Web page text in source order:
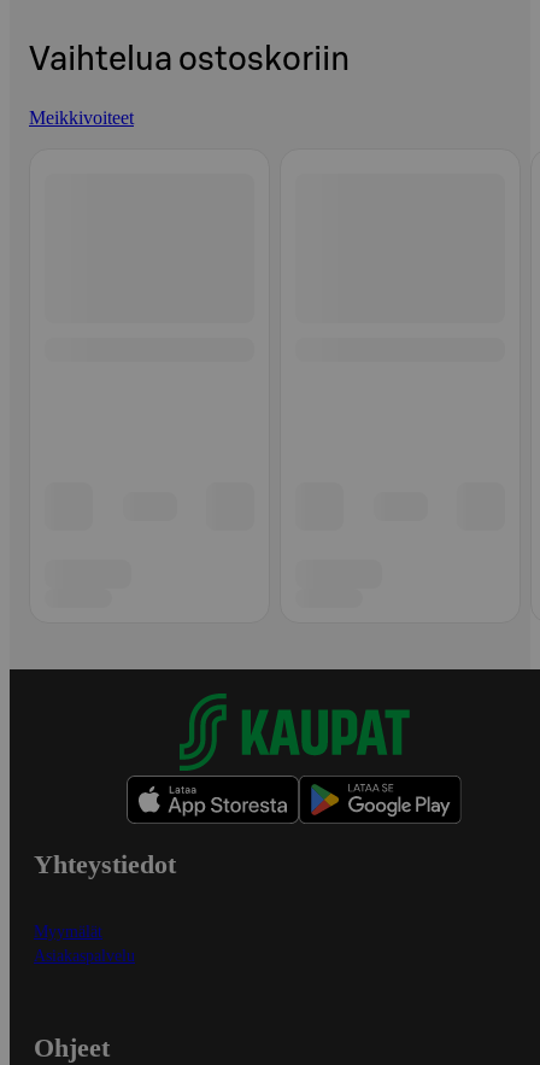
Vaihtelua ostoskoriin
Meikkivoiteet
Yhteystiedot
Myymälät
Asiakaspalvelu
Ohjeet